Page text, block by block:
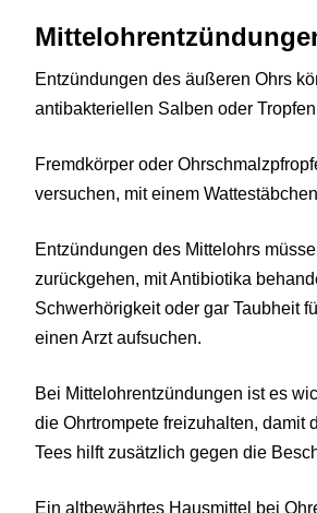
Entzündungen des äußeren Ohrs
antibakteriellen Salben oder
Fremdkörper oder
versuchen, mit einem
Entzündungen des Mittelohrs
zurückgehen, mit Antibiotika
Schwerhörigkeit oder gar Taubheit
einen Arzt aufsuchen.
Bei Mittelohrentzündungen ist es
die Ohrtrompete freizuhalten, damit
Tees hilft zusätzlich gegen die
Ein altbewährtes Hausmittel bei